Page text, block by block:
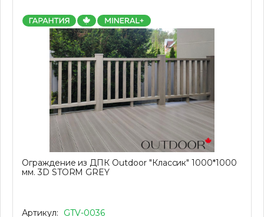
Ограждение из ДПК Outdoor "Классик" 1000*1000
мм. 3D STORM GREY
Артикул: GTV-0036